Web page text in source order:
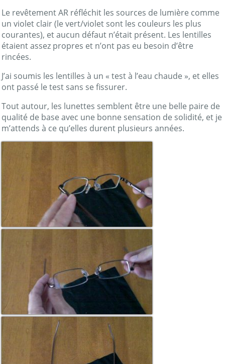
Le revêtement AR réfléchit les sources de lumière comme
un violet clair (le vert/violet sont les couleurs les plus
courantes), et aucun défaut n’était présent. Les lentilles
étaient assez propres et n’ont pas eu besoin d’être
rincées.
J’ai soumis les lentilles à un « test à l’eau chaude », et elles
ont passé le test sans se fissurer.
Tout autour, les lunettes semblent être une belle paire de
qualité de base avec une bonne sensation de solidité, et je
m’attends à ce qu’elles durent plusieurs années.